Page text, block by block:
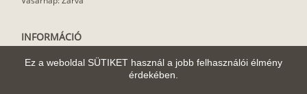
Ez a weboldal SÜTIKET használ a jobb felhasználói élmény
érdekében.
INFORMÁCIÓ
Felhasználási javaslat